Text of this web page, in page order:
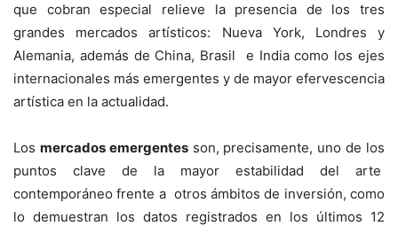
que cobran especial relieve la presencia de los tres
grandes mercados artísticos: Nueva York, Londres y
Alemania, además de China, Brasil e India como los ejes
internacionales más emergentes y de mayor efervescencia
artística en la actualidad.
Los mercados emergentesson, precisamente, uno de los
puntos clave de la mayor estabilidad del arte
contemporáneo frente a otros ámbitos de inversión, como
lo demuestran los datos registrados en los últimos 12